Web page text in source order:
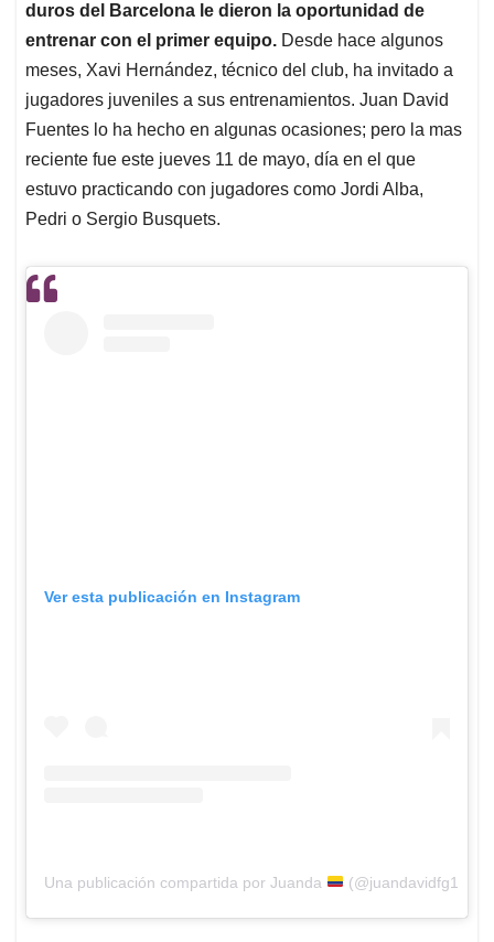
duros del Barcelona le dieron la oportunidad de
entrenar con el primer equipo. Desde hace algunos
meses, Xavi Hernández, técnico del club, ha invitado a
jugadores juveniles a sus entrenamientos. Juan David
Fuentes lo ha hecho en algunas ocasiones; pero la mas
reciente fue este jueves 11 de mayo, día en el que
estuvo practicando con jugadores como Jordi Alba,
Pedri o Sergio Busquets.
Ver esta publicación en Instagram
Una publicación compartida por Juanda (@juandavidfg10)